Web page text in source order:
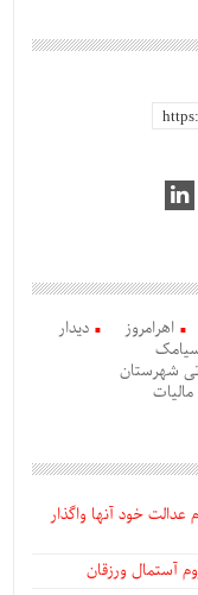
اهرامروز
دیدار
شهرستان
خود آنها واگذار
آستمال ورزقان